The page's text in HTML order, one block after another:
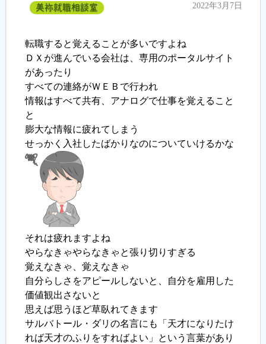
利用者の声
地域連携事業
求人情報検索
各種セミナー
履歴書ジェネレーター
美祢就職相談室 2022年3月7日
転職すると覚えることが多いですよね
ＤＸが進んでいる会社は、専用のポータルサイト
があったり
すべての連絡がＷＥＢで行われ
情報はすべて共有、アナログで仕事を覚えること
と
膨大な情報に疲れてしまう
せっかく入社したばかりなのについていけるかな
それは疲れますよね
やらなきゃやらなきゃと張り切りすぎる
覚えなきゃ、覚えなきゃ
自分らしさをアピールしないと、自分を雇用した
価値観出さないと
思えば思うほど草臥れてきます
サルバトール・ダリの名言にも「天才になりたけ
れば天才のふりをすればよい」という言葉があり